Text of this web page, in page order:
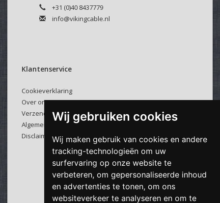
Wij gebruiken cookies
Wij maken gebruik van cookies en andere
tracking-technologieën om uw
surfervaring op onze website te
verbeteren, om gepersonaliseerde inhoud
en advertenties te tonen, om ons
websiteverkeer te analyseren en om te
+31 (0)40 8437779
info@vikingcable.nl
Klantenservice
Cookieverklaring
Over ons
Verzenden & retourneren
Algemene voorwaarden
Disclaimer